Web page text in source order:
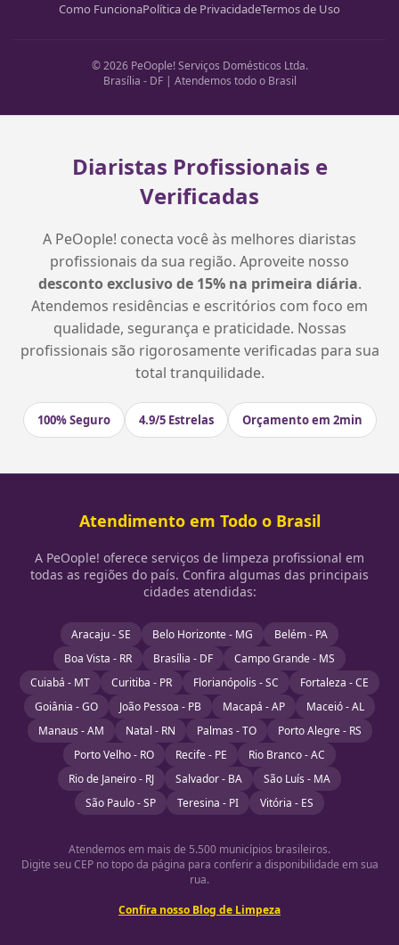
Como FuncionaPolítica de PrivacidadeTermos de Uso
© 2026 PeOople! Serviços Domésticos Ltda.
Brasília - DF | Atendemos todo o Brasil
Diaristas Profissionais e
Verificadas
A PeOople! conecta você às melhores diaristas
profissionais da sua região. Aproveite nosso
desconto exclusivo de 15% na primeira diária.
Atendemos residências e escritórios com foco em
qualidade, segurança e praticidade. Nossas
profissionais são rigorosamente verificadas para sua
total tranquilidade.
100% Seguro 4.9/5 Estrelas Orçamento em 2min
Atendimento em Todo o Brasil
A PeOople! oferece serviços de limpeza profissional em
todas as regiões do país. Confira algumas das principais
cidades atendidas:
Aracaju - SE Belo Horizonte - MG
Belém - PA
Boa Vista - RR
Brasília - DF
Campo Grande - MS
Cuiabá - MT
Curitiba - PR Florianópolis - SC
Fortaleza - CE
Goiânia - GO
João Pessoa - PB Macapá - AP
Maceió - AL
Manaus - AM
Natal - RN Palmas - TO
Porto Alegre - RS
Porto Velho - RO
Recife - PE
Rio Branco - AC
Rio de Janeiro - RJ
Salvador - BA
São Luís - MA
São Paulo - SP
Teresina - PI Vitória - ES
Atendemos em mais de 5.500 municípios brasileiros.
Digite seu CEP no topo da página para conferir a disponibilidade em sua
rua.
Confira nosso Blog de Limpeza